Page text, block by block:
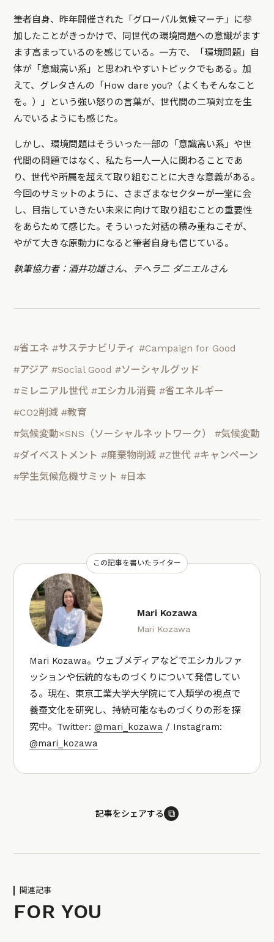
筆者自身、昨年開催された「グローバル気候マーチ」に参
加したことがきっかけで、同世代の環境問題への意識がます
ます高まっているのを感じている。一方で、「環境問題」自
体が「意識高い系」と思われやすいトピックでもある。加
えて、グレタさんの「How dare you?（よくもそんなこと
を。）」という強い怒りの言葉が、世代間の二項対立を生
んでいるようにも感じた。
しかし、環境問題はそういった一部の「意識高い系」や世
代間の問題ではなく、私たち一人一人に関わることであ
り、世代や所属を超えて取り組むことに大きな意義がある。
今回のサミットのように、さまざまなセクターが一堂に会
し、目指していきたい未来に向けて取り組むことの重要性
をあらためて感じた。そういった対話の積み重ねこそが、
やがて大きな原動力になると筆者自身も信じている。
執筆協力者：酒井功雄さん、テヘラ二 ダニエルさん
#省エネ #サステナビリティ #Campaign for Good
#アジア #Social Good #ソーシャルグッド
#ミレニアル世代 #エシカル消費 #省エネルギー
#CO2削減 #教育
#気候変動×SNS（ソーシャルネットワーク）
#気候変動
#ダイベストメント #廃棄物削減 #Z世代 #キャンペーン
#学生気候危機サミット #日本
この記事を書いたライター
Mari Kozawa
Mari Kozawa
Mari Kozawa。ウェブメディアなどでエシカルファ
ッションや伝統的なものづくりについて発信してい
る。現在、東京工業大学大学院にて人類学の視点で
養蚕文化を研究し、持続可能なものづくりの形を探
究中。Twitter:@mari_kozawa / Instagram:
@mari_kozawa
記事をシェアする ⧉
関連記事
FOR YOU